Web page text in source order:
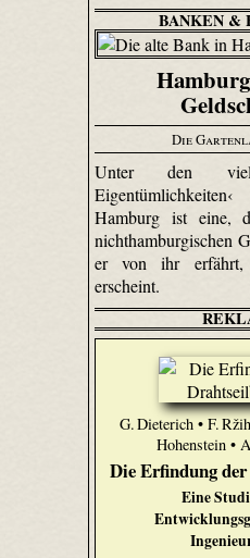
BANKEN &
Die
Unter den
Hamburg ist eine,
nichthamburgischen
er von ihr erfährt,
erscheint.
G. Dieterich • F.
Hohenstein •
Die Erfindung
Eine